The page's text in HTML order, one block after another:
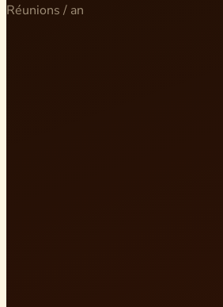
Réunions / an